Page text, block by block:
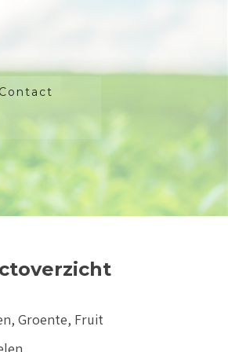
Contact
Groente, Fruit